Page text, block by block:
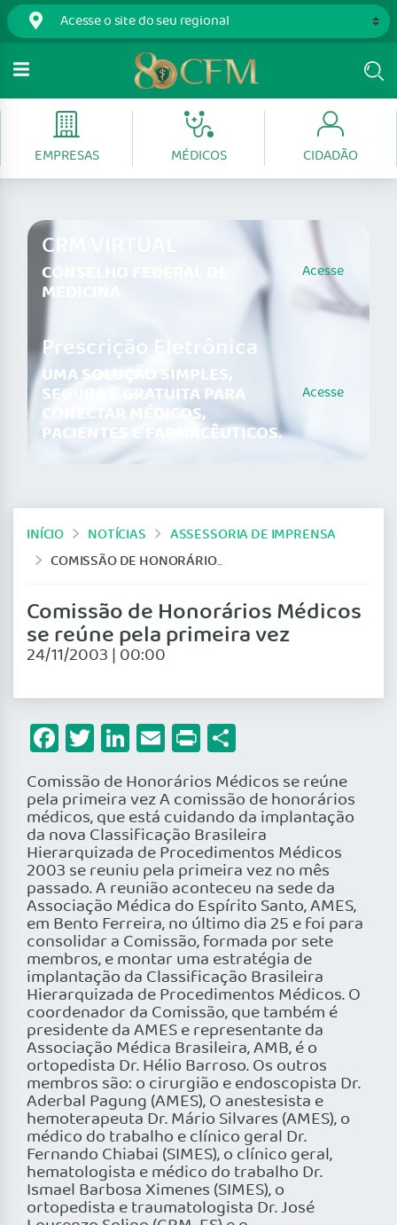
EMPRESAS MÉDICOS CIDADÃO
CRM VIRTUAL
CONSELHO FEDERAL DE
MEDICINA
Acesse
Prescrição Eletrônica
UMA SOLUÇÃO SIMPLES,
SEGURA E GRATUITA PARA
CONECTAR MÉDICOS,
PACIENTES E FARMACÊUTICOS.
Acesse
INÍCIO NOTÍCIAS
ASSESSORIA DE IMPRENSA
COMISSÃO DE HONORÁRIOS MÉDICOS SE REÚNE PELA PRIMEIRA VEZ
Comissão de Honorários Médicos
se reúne pela primeira vez
24/11/2003 | 00:00
Facebook
Twitter
LinkedIn
Email
Print
Comissão de Honorários Médicos se reúne
pela primeira vez A comissão de honorários
médicos, que está cuidando da implantação
da nova Classificação Brasileira
Hierarquizada de Procedimentos Médicos
2003 se reuniu pela primeira vez no mês
passado. A reunião aconteceu na sede da
Associação Médica do Espírito Santo, AMES,
em Bento Ferreira, no último dia 25 e foi para
consolidar a Comissão, formada por sete
membros, e montar uma estratégia de
implantação da Classificação Brasileira
Hierarquizada de Procedimentos Médicos. O
coordenador da Comissão, que também é
presidente da AMES e representante da
Associação Médica Brasileira, AMB, é o
ortopedista Dr. Hélio Barroso. Os outros
membros são: o cirurgião e endoscopista Dr.
Aderbal Pagung (AMES), O anestesista e
hemoterapeuta Dr. Mário Silvares (AMES), o
médico do trabalho e clínico geral Dr.
Fernando Chiabai (SIMES), o clínico geral,
hematologista e médico do trabalho Dr.
Ismael Barbosa Ximenes (SIMES), o
ortopedista e traumatologista Dr. José